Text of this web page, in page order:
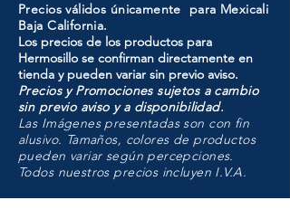
Precios válidos únicamente para Mexicali
Baja California.
Los precios de los productos para
Hermosillo se confirman directamente en
tienda y pueden variar sin previo aviso.
Precios y Promociones sujetos a cambio
sin previo aviso y a disponibilidad.
Las Imágenes presentadas son con fin
alusivo. Tamaños, colores de productos
pueden variar según percepciones.
Todos nuestros precios incluyen I.V.A.